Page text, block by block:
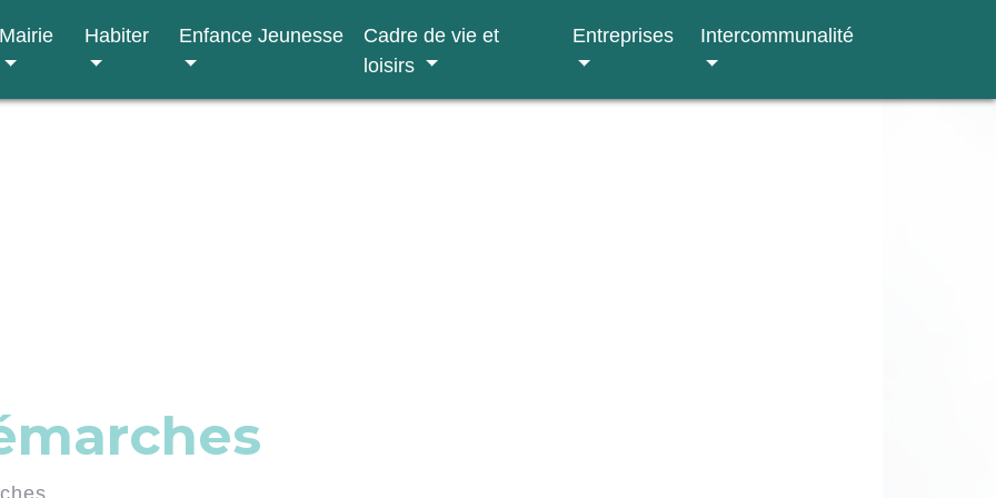
Mairie Habiter Enfance Jeunesse
Cadre de vie et
loisirs
Entreprises Intercommunalité